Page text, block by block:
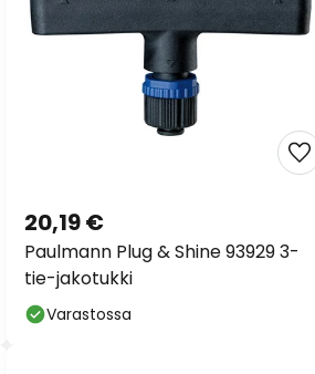
Paulmann Plug & Shine 93929 3-
tie-jakotukki
20,19 €
Varastossa